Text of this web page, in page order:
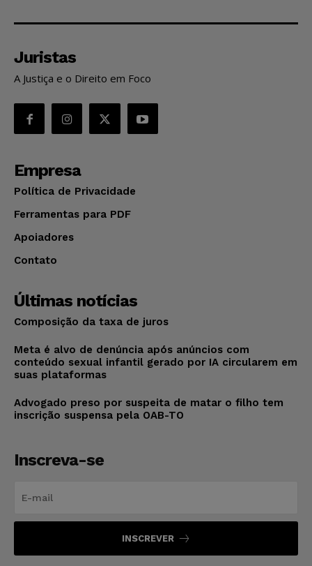
Juristas
A Justiça e o Direito em Foco
Empresa
Política de Privacidade
Ferramentas para PDF
Apoiadores
Contato
Últimas notícias
Composição da taxa de juros
Meta é alvo de denúncia após anúncios com
conteúdo sexual infantil gerado por IA circularem em
suas plataformas
Advogado preso por suspeita de matar o filho tem
inscrição suspensa pela OAB-TO
Inscreva-se
INSCREVER